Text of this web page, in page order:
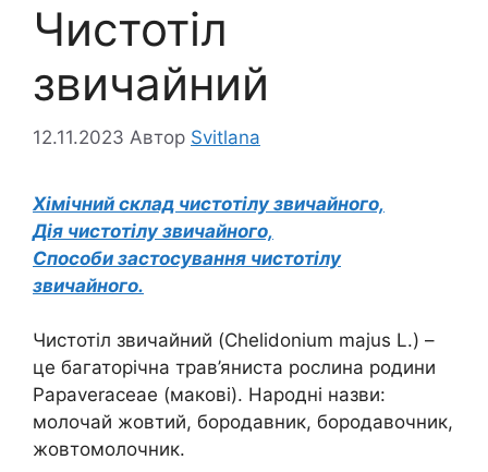
Чистотіл
звичайний
12.11.2023 Автор Svitlana
Хімічний склад чистотілу звичайного,
Дія чистотілу звичайного,
Способи застосування чистотілу
звичайного.
Чистотіл звичайний (Chelidonium majus L.) –
це багаторічна трав’яниста рослина родини
Papaveraceae (макові). Народні назви:
молочай жовтий, бородавник, бородавочник,
жовтомолочник.